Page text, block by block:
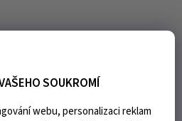
SOUKROMÍ
webu, personalizaci reklam